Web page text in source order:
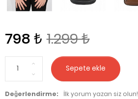
1.299 ₺
798 ₺
Sepete ekle
Değerlendirme:
İlk yorum yazan siz olun!